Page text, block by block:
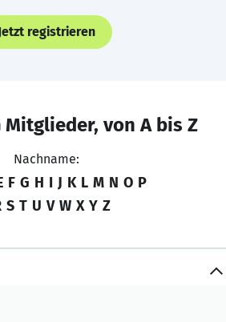
registrieren
Mitglieder, von A bis Z
Nachname:
F G H I J K L M N O P
S T U V W X Y Z